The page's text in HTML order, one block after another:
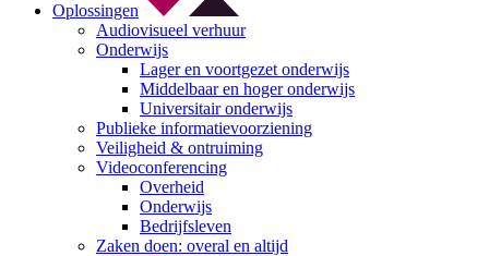
Oplossingen
Audiovisueel verhuur
Onderwijs
Lager en voortgezet onderwijs
Middelbaar en hoger onderwijs
Universitair onderwijs
Publieke informatievoorziening
Veiligheid & ontruiming
Videoconferencing
Overheid
Onderwijs
Bedrijfsleven
Zaken doen: overal en altijd